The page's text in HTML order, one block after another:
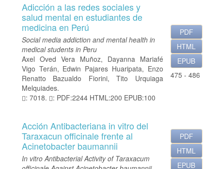
Adicción a las redes sociales y
salud mental en estudiantes de
medicina en Perú
Social media addiction and mental health in
medical students in Peru
Axel Oved Vera Muñoz, Dayanna Mariafé
Vigo Terán, Edwin Pajares Huaripata, Enzo
Renatto Bazualdo Fiorini, Tito Urquiaga
Melquiades.
: 7018.
: PDF:2244 HTML:200 EPUB:100
PDF
HTML
EPUB
475 - 486
Acción Antibacteriana in vitro del
Taraxacun officinale frente al
Acinetobacter baumannii
In vitro Antibacterial Activity of Taraxacum
PDF
HTML
EPUB